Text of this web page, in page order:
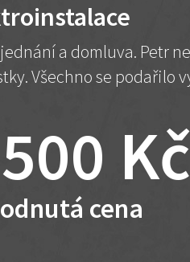
a domluva. Petr
Všechno se podařilo
Kč
cena